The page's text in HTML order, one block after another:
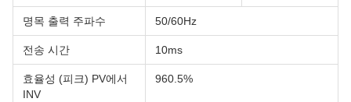
명목 출력 주파수 50/60Hz
전송 시간 10ms
효율성 (피크) PV에서
INV
960.5%